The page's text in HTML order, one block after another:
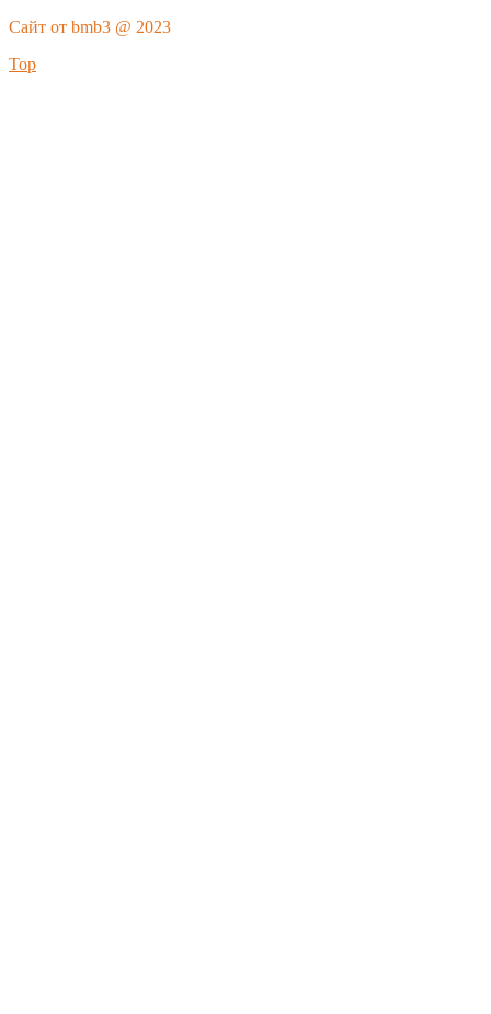
Сайт от bmb3 @ 2023
Top